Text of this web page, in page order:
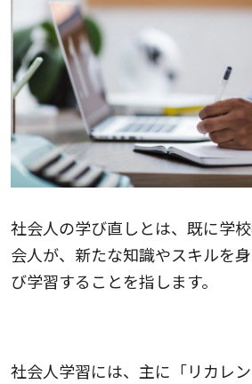
社会人の学び直しとは、既に学
会人が、新たな知識やスキルを
び学習することを指します。
社会人学習には、主に「リカレ